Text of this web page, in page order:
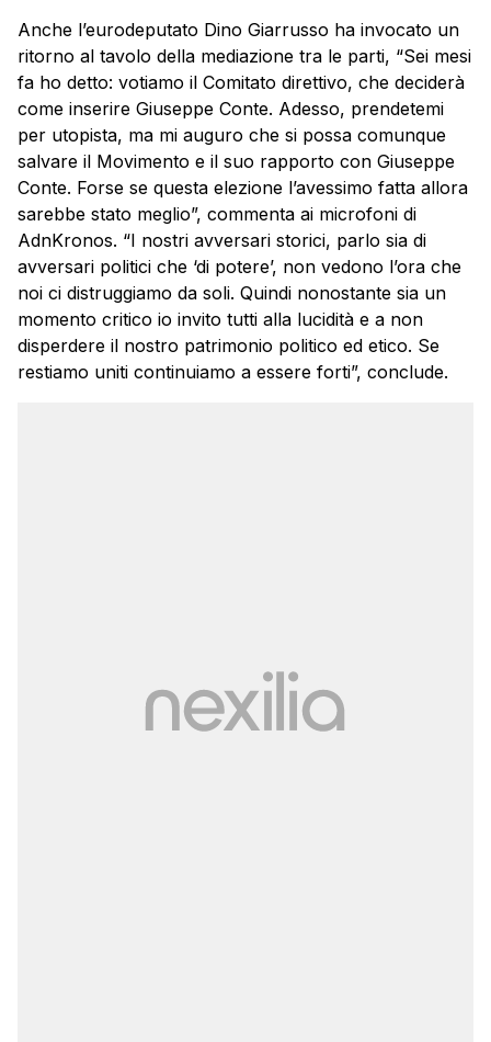
Anche l’eurodeputato Dino Giarrusso ha invocato un
ritorno al tavolo della mediazione tra le parti, “Sei mesi
fa ho detto: votiamo il Comitato direttivo, che deciderà
come inserire Giuseppe Conte. Adesso, prendetemi
per utopista, ma mi auguro che si possa comunque
salvare il Movimento e il suo rapporto con Giuseppe
Conte. Forse se questa elezione l’avessimo fatta allora
sarebbe stato meglio”, commenta ai microfoni di
AdnKronos. “I nostri avversari storici, parlo sia di
avversari politici che ‘di potere’, non vedono l’ora che
noi ci distruggiamo da soli. Quindi nonostante sia un
momento critico io invito tutti alla lucidità e a non
disperdere il nostro patrimonio politico ed etico. Se
restiamo uniti continuiamo a essere forti”, conclude.